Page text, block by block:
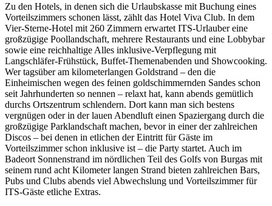
Zu den Hotels, in denen sich die Urlaubskasse mit Buchung eines
Vorteilszimmers schonen lässt, zählt das Hotel Viva Club. In dem
Vier-Sterne-Hotel mit 260 Zimmern erwartet ITS-Urlauber eine
großzügige Poollandschaft, mehrere Restaurants und eine Lobbybar
sowie eine reichhaltige Alles inklusive-Verpflegung mit
Langschläfer-Frühstück, Buffet-Themenabenden und Showcooking.
Wer tagsüber am kilometerlangen Goldstrand – den die
Einheimischen wegen des feinen goldschimmernden Sandes schon
seit Jahrhunderten so nennen – relaxt hat, kann abends gemütlich
durchs Ortszentrum schlendern. Dort kann man sich bestens
vergnügen oder in der lauen Abendluft einen Spaziergang durch die
großzügige Parklandschaft machen, bevor in einer der zahlreichen
Discos – bei denen in etlichen der Eintritt für Gäste im
Vorteilszimmer schon inklusive ist – die Party startet. Auch im
Badeort Sonnenstrand im nördlichen Teil des Golfs von Burgas mit
seinem rund acht Kilometer langen Strand bieten zahlreichen Bars,
Pubs und Clubs abends viel Abwechslung und Vorteilszimmer für
ITS-Gäste etliche Extras.